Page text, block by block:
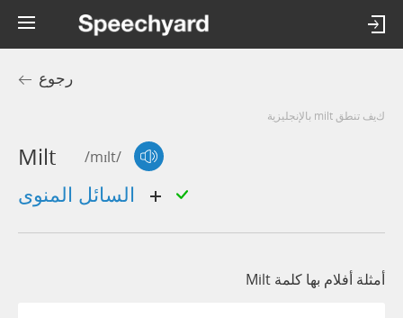
رجوع
كيف تنطق milt بالإنجليزية
Milt /mɪlt/
أمثلة أفلام بها كلمة Milt